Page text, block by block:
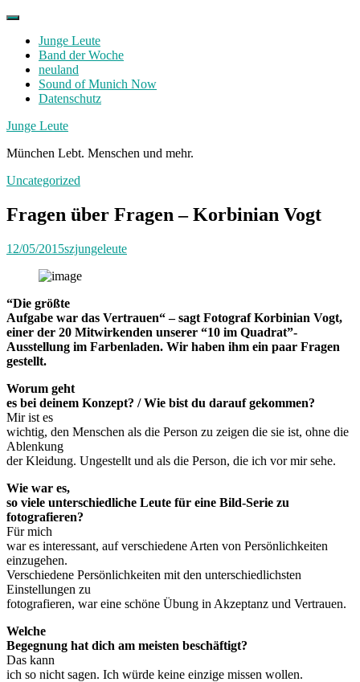
Skip
contentJunge Leute
Band der Woche
neuland
Sound of Munich Now
Datenschutz
Facebook
Twitter
Instagram
Junge Leute
München Lebt. Menschen und mehr.
Uncategorized
Fragen über Fragen – Korbinian Vogt
12/05/2015szjungeleute
“Die größte
Aufgabe war das Vertrauen“ – sagt Fotograf Korbinian Vogt,
einer der 20 Mitwirkenden unserer “10 im Quadrat”-
Ausstellung im Farbenladen. Wir haben ihm ein paar Fragen
gestellt.
Worum geht
es bei deinem Konzept? / Wie bist du darauf gekommen?
Mir ist es
wichtig, den Menschen als die Person zu zeigen die sie ist, ohne die
Ablenkung
der Kleidung. Ungestellt und als die Person, die ich vor mir sehe.
Wie war es,
so viele unterschiedliche Leute für eine Bild-Serie zu
fotografieren?
Für mich
war es interessant, auf verschiedene Arten von Persönlichkeiten
einzugehen.
Verschiedene Persönlichkeiten mit den unterschiedlichsten
Einstellungen zu
fotografieren, war eine schöne Übung in Akzeptanz und Vertrauen.
Welche
Begegnung hat dich am meisten beschäftigt?
Das kann
ich so nicht sagen. Ich würde keine einzige missen wollen.